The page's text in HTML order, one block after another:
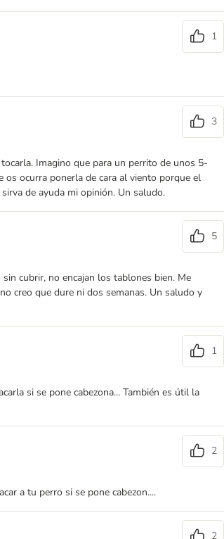
1
3
Imagino que para un perrito de unos 5-
ocurra ponerla de cara al viento porque el
de ayuda mi opinión. Un saludo.
5
cubrir, no encajan los tablones bien. Me
creo que dure ni dos semanas. Un saludo y
1
si se pone cabezona... También es útil la
2
a tu perro si se pone cabezon....
2